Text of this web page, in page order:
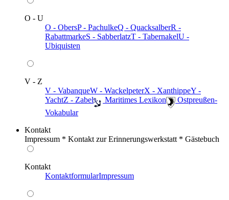
O - U
O - ObersP - PachulkeQ - QuacksalberR -
RabattmarkeS - SabberlatzT - TabernakelU -
Ubiquisten
V - Z
V - VabanqueW - WackelpeterX - XanthippeY -
YachtZ - Zabel ️ Maritimes Lexikon
️ Ostpreußen-
Vokabular
Kontakt
Impressum * Kontakt zur Erinnerungswerkstatt * Gästebuch
Kontakt
KontaktformularImpressum